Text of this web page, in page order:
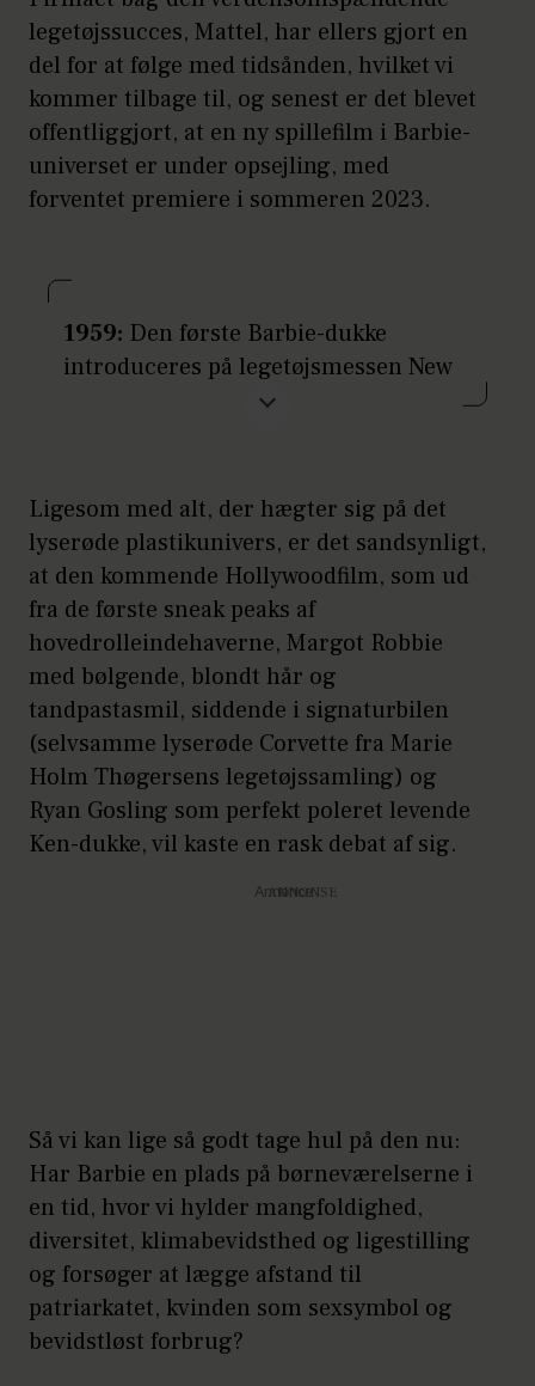
legetøjssucces, Mattel, har ellers gjort en
del for at følge med tidsånden, hvilket vi
kommer tilbage til, og senest er det blevet
offentliggjort, at en ny spillefilm i Barbie-
universet er under opsejling, med
forventet premiere i sommeren 2023.
1959: Den første Barbie-dukke
introduceres på legetøjsmessen New
York Toy Fair den 9. marts. Skaberen
1962: Det første Barbie Dream House
sendes på markedet.
1965:Astronaut-Barbie rammer
butikkerne.
1968:Mattel lancerer Barbies første
farvede veninde, dukken Christie.
Ligesom med alt, der hægter sig på det
lyserøde plastikunivers, er det sandsynligt,
at den kommende Hollywoodfilm, som ud
fra de første sneak peaks af
hovedrolleindehaverne, Margot Robbie
med bølgende, blondt hår og
tandpastasmil, siddende i signaturbilen
(selvsamme lyserøde Corvette fra Marie
Holm Thøgersens legetøjssamling) og
Ryan Gosling som perfekt poleret levende
Ken-dukke, vil kaste en rask debat af sig.
Annonce
Så vi kan lige så godt tage hul på den nu:
Har Barbie en plads på børneværelserne i
en tid, hvor vi hylder mangfoldighed,
diversitet, klimabevidsthed og ligestilling
og forsøger at lægge afstand til
patriarkatet, kvinden som sexsymbol og
bevidstløst forbrug?